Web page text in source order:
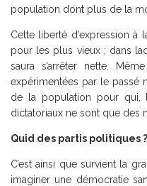
population dont plus de la
Cette liberté d’expression
pour les plus vieux ; dans
saura s’arrêter nette.
expérimentées par le passé
de la population pour qui,
dictatoriaux ne sont que des
Quid des partis politiques ?
C’est ainsi que survient la
imaginer une démocratie